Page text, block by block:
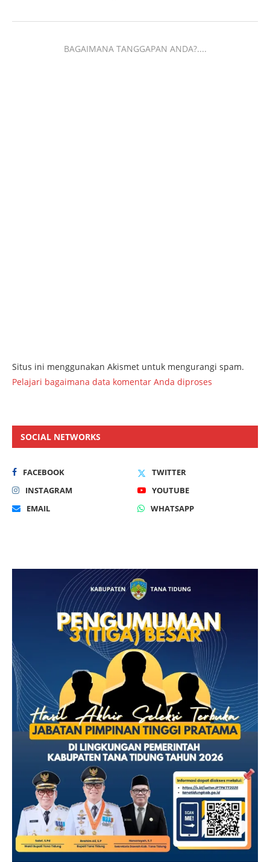
BAGAIMANA TANGGAPAN ANDA?....
Situs ini menggunakan Akismet untuk mengurangi spam.
Pelajari bagaimana data komentar Anda diproses
SOCIAL NETWORKS
FACEBOOK
TWITTER
INSTAGRAM
YOUTUBE
EMAIL
WHATSAPP